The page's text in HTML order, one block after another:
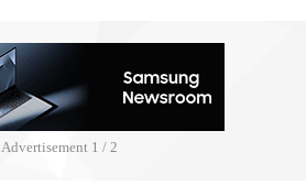
Advertisement 2 / 2